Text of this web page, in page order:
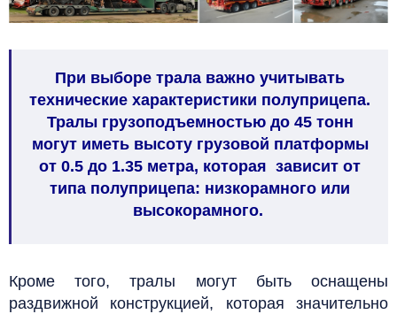
При выборе трала важно учитывать
технические характеристики полуприцепа.
Тралы грузоподъемностью до 45 тонн
могут иметь высоту грузовой платформы
от 0.5 до 1.35 метра, которая зависит от
типа полуприцепа: низкорамного или
высокорамного.
Кроме того, тралы могут быть оснащены
раздвижной конструкцией, которая значительно